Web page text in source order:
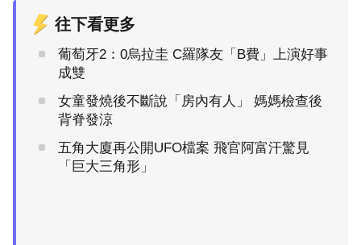
往下看更多
葡萄牙2：0烏拉圭 C羅隊友「B費」上演好事
成雙
女童發燒後不斷說「房內有人」 媽媽檢查後
背脊發涼
五角大廈再公開UFO檔案 飛官阿富汗驚見
「巨大三角形」